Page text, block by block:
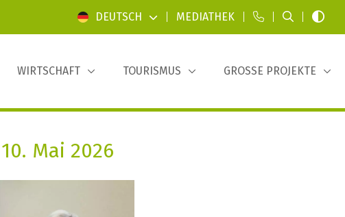
DEUTSCH MEDIATHEK
WIRTSCHAFT TOURISMUS GROSSE PROJEKTE
Mai 2026